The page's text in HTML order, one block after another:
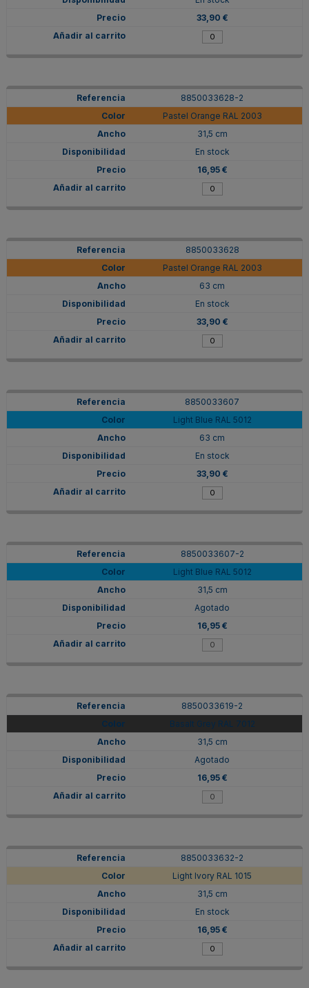
33,90 €
8850033628-2
Pastel Orange RAL 2003
31,5 cm
En stock
16,95 €
8850033628
Pastel Orange RAL 2003
63 cm
En stock
33,90 €
8850033607
Light Blue RAL 5012
63 cm
En stock
33,90 €
8850033607-2
Light Blue RAL 5012
31,5 cm
Agotado
16,95 €
8850033619-2
Basalt Grey RAL 7012
31,5 cm
Agotado
16,95 €
8850033632-2
Light Ivory RAL 1015
31,5 cm
En stock
16,95 €